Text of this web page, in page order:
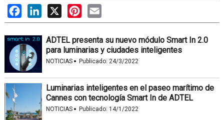
FacebookLinkedIn
X PinterestEmail
ADTEL presenta su nuevo módulo Smart In 2.0
para luminarias y ciudades inteligentes
NOTICIAS · Publicado: 24/3/2022
Luminarias inteligentes en el paseo marítimo de
Cannes con tecnología Smart In de ADTEL
NOTICIAS · Publicado: 14/1/2022